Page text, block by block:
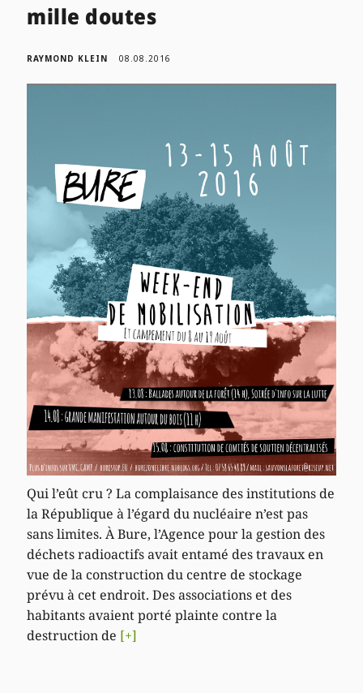
mille doutes
RAYMOND KLEIN 08.08.2016
Qui l’eût cru ? La complaisance des institutions de
la République à l’égard du nucléaire n’est pas
sans limites. À Bure, l’Agence pour la gestion des
déchets radioactifs avait entamé des travaux en
vue de la construction du centre de stockage
prévu à cet endroit. Des associations et des
habitants avaient porté plainte contre la
destruction de [+]